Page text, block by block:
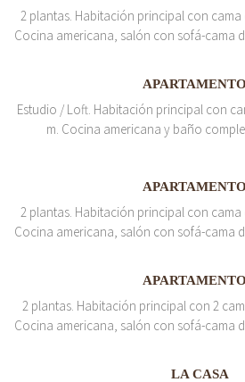
2 plantas. Habitación principal con cama
Cocina americana, salón con sofá-cama
Estudio / Loft. Habitación principal con
m. Cocina americana y baño
2 plantas. Habitación principal con cama
Cocina americana, salón con sofá-cama
2 plantas. Habitación principal con 2
Cocina americana, salón con sofá-cama
LA CASA